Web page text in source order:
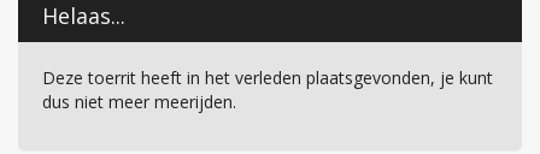
Helaas...
Deze toerrit heeft in het verleden plaatsgevonden, je kunt
dus niet meer meerijden.
Lid worden
Over Motormaatje